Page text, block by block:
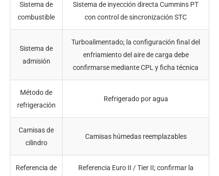
Sistema de
combustible
Sistema de inyección directa Cummins PT
con control de sincronización STC
Sistema de
admisión
Turboalimentado; la configuración final del
enfriamiento del aire de carga debe
confirmarse mediante CPL y ficha técnica
Método de
refrigeración
Refrigerado por agua
Camisas de
cilindro
Camisas húmedas reemplazables
Referencia de
Referencia Euro II / Tier II; confirmar la